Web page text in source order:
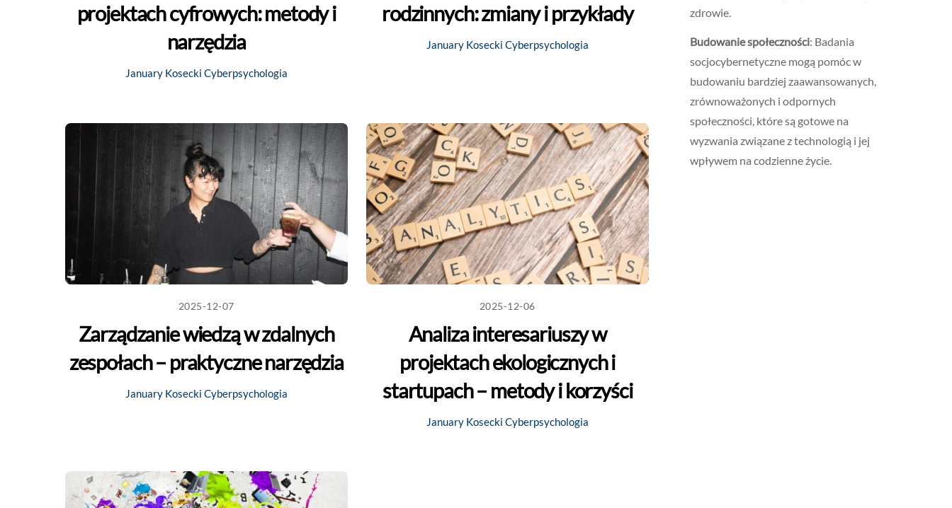
projektach cyfrowych: metody i
narzędzia
January Kosecki Cyberpsychologia
rodzinnych: zmiany i przykłady
January Kosecki Cyberpsychologia
2025-12-07
Zarządzanie wiedzą w zdalnych
zespołach – praktyczne narzędzia
January Kosecki Cyberpsychologia
2025-12-06
Analiza interesariuszy w
projektach ekologicznych i
startupach – metody i korzyści
January Kosecki Cyberpsychologia
zdrowie.
Budowanie społeczności: Badania
socjocybernetyczne mogą pomóc w
budowaniu bardziej zaawansowanych,
zrównoważonych i odpornych
społeczności, które są gotowe na
wyzwania związane z technologią i jej
wpływem na codzienne życie.